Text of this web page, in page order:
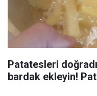
Patatesleri
bardak ekleyin!